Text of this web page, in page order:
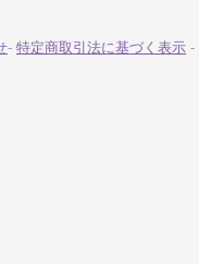
- 特定商取引法に基づく表示 -